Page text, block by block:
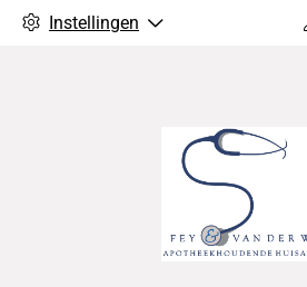
Instellingen